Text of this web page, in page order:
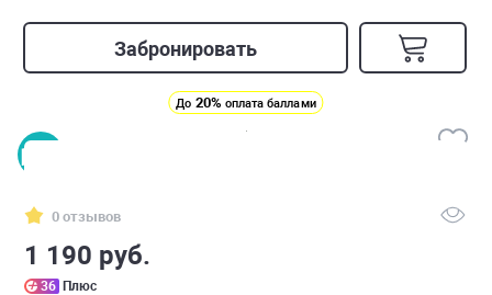
Забронировать
До 20% оплата баллами
0 отзывов
1 190 руб.
36 Плюс